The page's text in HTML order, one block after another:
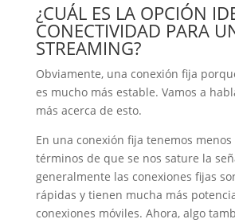
¿CUÁL ES LA OPCIÓN
CONECTIVIDAD PARA
STREAMING?
Obviamente, una conexión fija
es mucho más estable. Vamos a
más acerca de esto.
En una conexión fija tenemos
términos de que se nos sature la
generalmente las conexiones fijas
rápidas y tienen mucha más
conexiones móviles. Ahora, algo